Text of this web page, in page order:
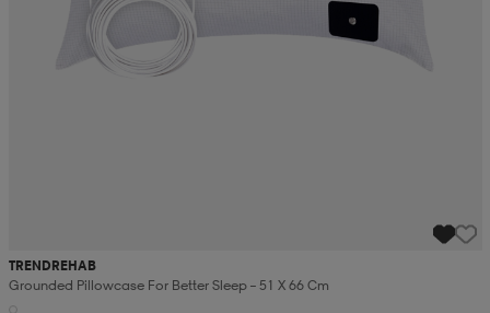
TRENDREHAB
Grounded Pillowcase For Better Sleep – 51 X 66 Cm